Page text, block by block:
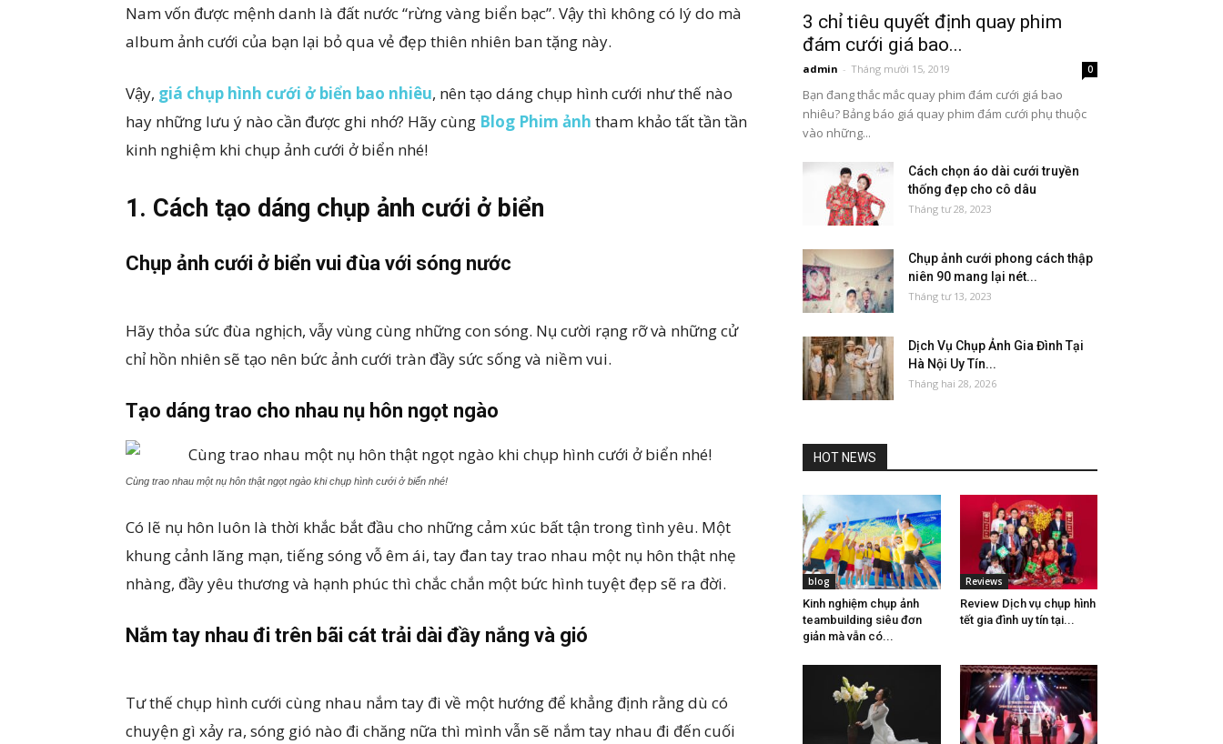
Nam vốn được mệnh danh là đất nước “rừng vàng biển bạc”. Vậy thì không có lý do mà
album ảnh cưới của bạn lại bỏ qua vẻ đẹp thiên nhiên ban tặng này.
Vậy, giá chụp hình cưới ở biển bao nhiêu, nên tạo dáng chụp hình cưới như thế nào
hay những lưu ý nào cần được ghi nhớ? Hãy cùng Blog Phim ảnh tham khảo tất tần tần
kinh nghiệm khi chụp ảnh cưới ở biển nhé!
1. Cách tạo dáng chụp ảnh cưới ở biển
Chụp ảnh cưới ở biển vui đùa với sóng nước
Hãy thỏa sức đùa nghịch, vẫy vùng cùng những con sóng. Nụ cười rạng rỡ và những cử
chỉ hồn nhiên sẽ tạo nên bức ảnh cưới tràn đầy sức sống và niềm vui.
Tạo dáng trao cho nhau nụ hôn ngọt ngào
Cùng trao nhau một nụ hôn thật ngọt ngào khi chụp hình cưới ở biển nhé!
Có lẽ nụ hôn luôn là thời khắc bắt đầu cho những cảm xúc bất tận trong tình yêu. Một
khung cảnh lãng mạn, tiếng sóng vỗ êm ái, tay đan tay trao nhau một nụ hôn thật nhẹ
nhàng, đầy yêu thương và hạnh phúc thì chắc chắn một bức hình tuyệt đẹp sẽ ra đời.
Nắm tay nhau đi trên bãi cát trải dài đầy nắng và gió
Tư thế chụp hình cưới cùng nhau nắm tay đi về một hướng để khẳng định rằng dù có
chuyện gì xảy ra, sóng gió nào đi chăng nữa thì mình vẫn sẽ nắm tay nhau đi đến cuối
3 chỉ tiêu quyết định quay phim
đám cưới giá bao...
admin - Tháng mười 15, 2019 0
Bạn đang thắc mắc quay phim đám cưới giá bao
nhiêu? Bảng báo giá quay phim đám cưới phụ thuộc
vào những...
Cách chọn áo dài cưới truyền
thống đẹp cho cô dâu
Tháng tư 28, 2023
Chụp ảnh cưới phong cách thập
niên 90 mang lại nét...
Tháng tư 13, 2023
Dịch Vụ Chụp Ảnh Gia Đình Tại
Hà Nội Uy Tín...
Tháng hai 28, 2026
HOT NEWS
blog
Kinh nghiệm chụp ảnh
teambuilding siêu đơn
giản mà vẫn có...
Reviews
Review Dịch vụ chụp hình
tết gia đình uy tín tại...